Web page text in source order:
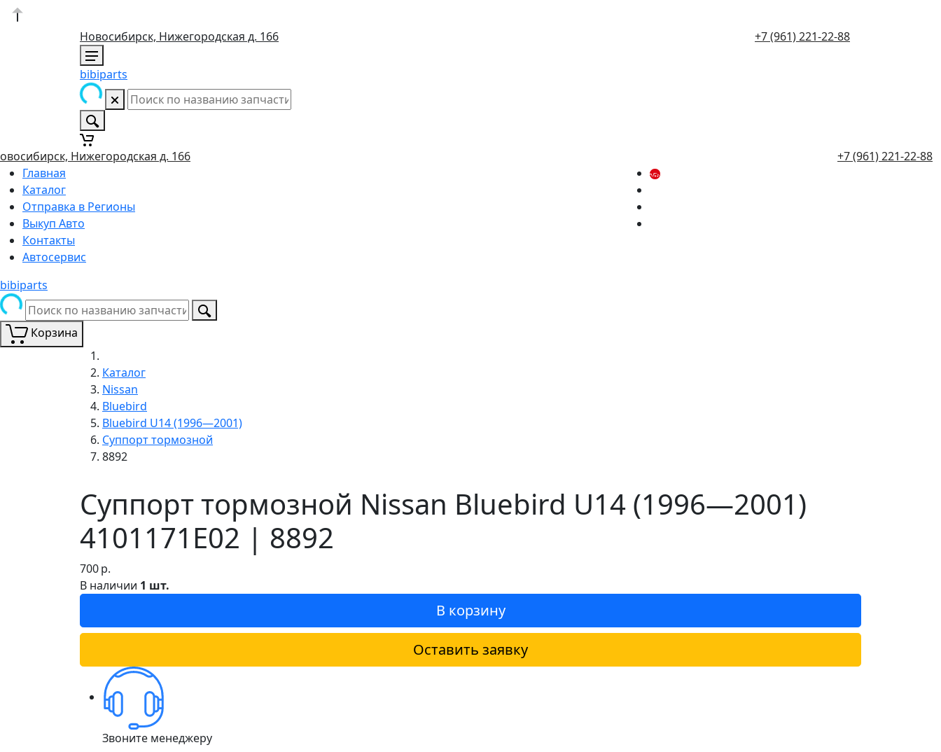
Новосибирск, Нижегородская д. 166 +7 (961) 221-22-88
bibiparts
Нижегородская д. 166
+7 (961) 221-22-88
Главная
Каталог
Отправка в Регионы
Выкуп Авто
Контакты
Автосервис
bibiparts
Корзина
Каталог
Nissan
Bluebird
Bluebird U14 (1996—2001)
Суппорт тормозной
8892
Суппорт тормозной Nissan Bluebird U14 (1996—2001)
4101171E02 | 8892
700р.
В наличии 1 шт.
В корзину
Оставить заявку
Звоните менеджеру